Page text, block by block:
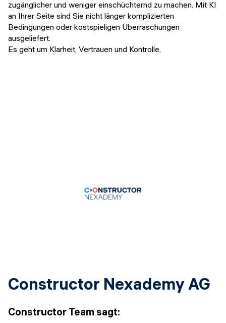
zugänglicher und weniger einschüchternd zu machen. Mit KI
an Ihrer Seite sind Sie nicht länger komplizierten
Bedingungen oder kostspieligen Überraschungen
ausgeliefert.
Es geht um Klarheit, Vertrauen und Kontrolle.
Constructor Nexademy AG
Constructor Team sagt: